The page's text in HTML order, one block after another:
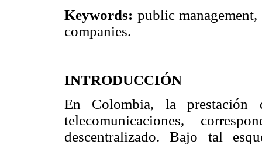
Keywords: public
companies.
INTRODUCCIÓN
En Colombia, la prestación
telecomunicaciones,
descentralizado. Bajo tal